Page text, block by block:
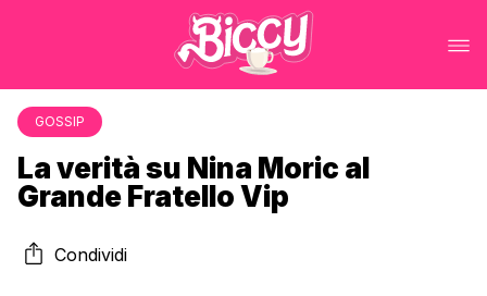
GOSSIP
La verità su Nina Moric al
Grande Fratello Vip
Condividi